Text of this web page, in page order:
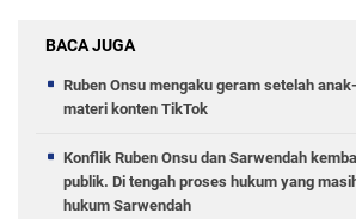
BACA JUGA
Ruben Onsu mengaku geram setelah
materi konten TikTok
Konflik Ruben Onsu dan Sarwendah
publik. Di tengah proses hukum yang
hukum Sarwendah